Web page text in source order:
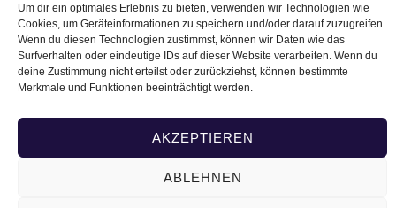
Um dir ein optimales Erlebnis zu bieten, verwenden wir Technologien wie
Cookies, um Geräteinformationen zu speichern und/oder darauf zuzugreifen.
Wenn du diesen Technologien zustimmst, können wir Daten wie das
Surfverhalten oder eindeutige IDs auf dieser Website verarbeiten. Wenn du
deine Zustimmung nicht erteilst oder zurückziehst, können bestimmte
Merkmale und Funktionen beeinträchtigt werden.
AKZEPTIEREN
ABLEHNEN